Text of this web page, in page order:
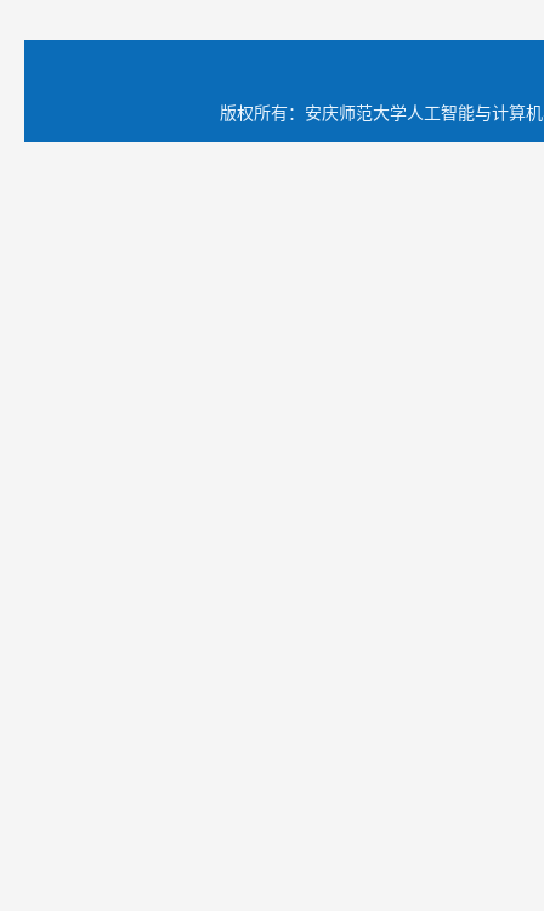
版权所有：安庆师范大学人工智能与